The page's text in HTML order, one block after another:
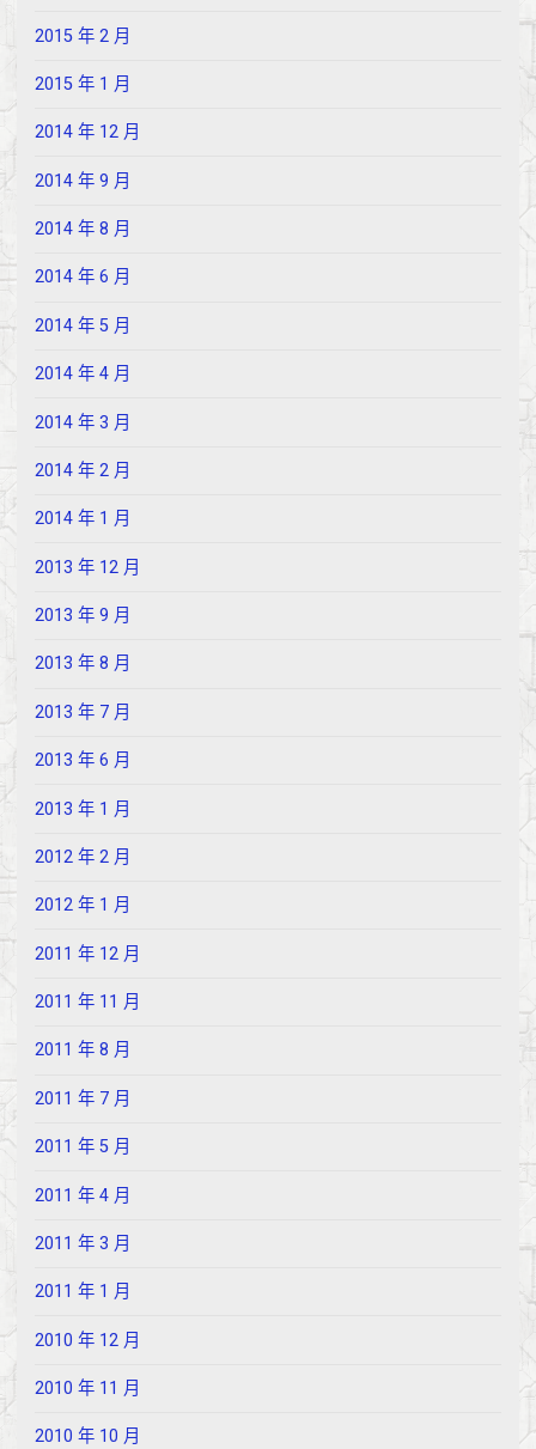
2015 年 2 月
2015 年 1 月
2014 年 12 月
2014 年 9 月
2014 年 8 月
2014 年 6 月
2014 年 5 月
2014 年 4 月
2014 年 3 月
2014 年 2 月
2014 年 1 月
2013 年 12 月
2013 年 9 月
2013 年 8 月
2013 年 7 月
2013 年 6 月
2013 年 1 月
2012 年 2 月
2012 年 1 月
2011 年 12 月
2011 年 11 月
2011 年 8 月
2011 年 7 月
2011 年 5 月
2011 年 4 月
2011 年 3 月
2011 年 1 月
2010 年 12 月
2010 年 11 月
2010 年 10 月